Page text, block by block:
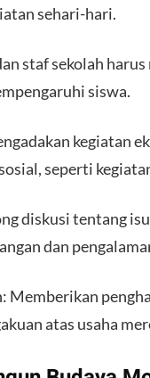
sehari-hari.
staf sekolah
siswa.
kegiatan
seperti
diskusi tentang
dan
Memberikan
atas usaha